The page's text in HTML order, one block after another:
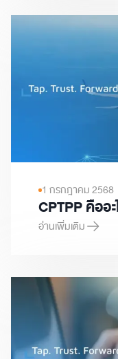
1 กรกฎาคม 2568
CPTPP คืออ
อ่านเพิ่มเติม
CPTPP คืออะไร มีข้อ